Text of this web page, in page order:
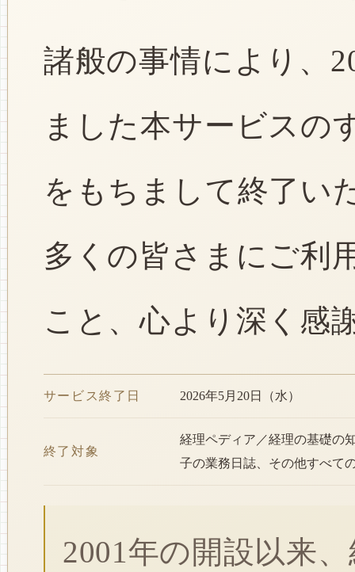
諸般の事情により、
ました本サービスの
をもちまして終了い
多くの皆さまにご利
こと、心より深く感
サービス終了日 2026年5月20日（水）
終了対象
経理ペディア／経理の基礎の
子の業務日誌、その他すべて
2001年の開設以来